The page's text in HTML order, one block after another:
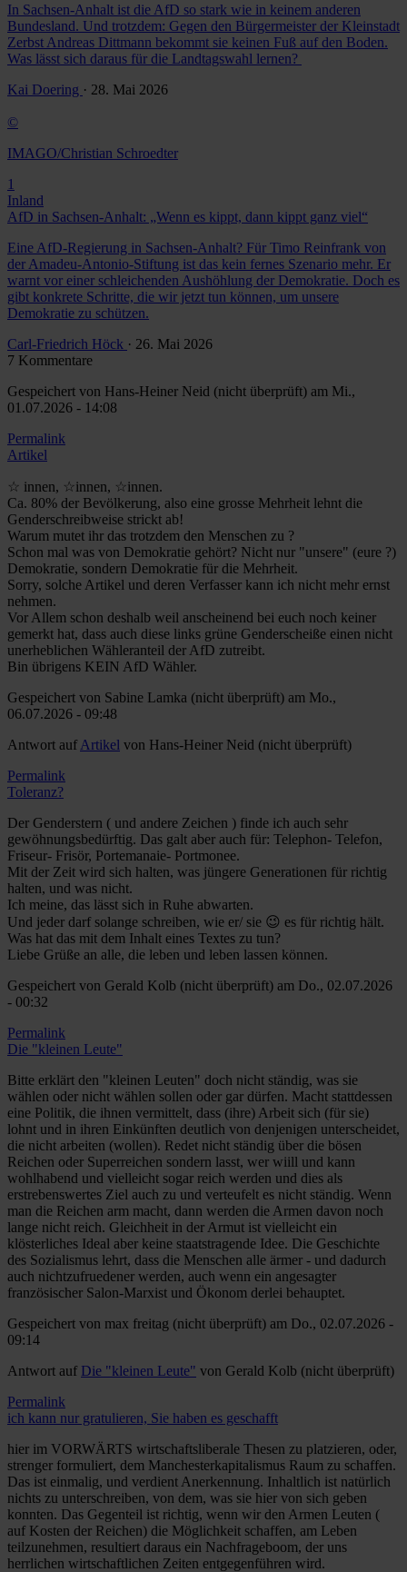
In Sachsen-Anhalt ist die AfD so stark wie in keinem anderen
Bundesland. Und trotzdem: Gegen den Bürgermeister der Kleinstadt
Zerbst Andreas Dittmann bekommt sie keinen Fuß auf den Boden.
Was lässt sich daraus für die Landtagswahl lernen?
Kai Doering · 28. Mai 2026
©
IMAGO/Christian Schroedter
1
Inland
AfD in Sachsen-Anhalt: „Wenn es kippt, dann kippt ganz viel“
Eine AfD-Regierung in Sachsen-Anhalt? Für Timo Reinfrank von
der Amadeu-Antonio-Stiftung ist das kein fernes Szenario mehr. Er
warnt vor einer schleichenden Aushöhlung der Demokratie. Doch es
gibt konkrete Schritte, die wir jetzt tun können, um unsere
Demokratie zu schützen.
Carl-Friedrich Höck · 26. Mai 2026
7 Kommentare
Gespeichert von Hans-Heiner Neid (nicht überprüft) am Mi.,
01.07.2026 - 14:08
Permalink
Artikel
☆ innen, ☆innen, ☆innen.
Ca. 80% der Bevölkerung, also eine grosse Mehrheit lehnt die
Genderschreibweise strickt ab!
Warum mutet ihr das trotzdem den Menschen zu ?
Schon mal was von Demokratie gehört? Nicht nur "unsere" (eure ?)
Demokratie, sondern Demokratie für die Mehrheit.
Sorry, solche Artikel und deren Verfasser kann ich nicht mehr ernst
nehmen.
Vor Allem schon deshalb weil anscheinend bei euch noch keiner
gemerkt hat, dass auch diese links grüne Genderscheiße einen nicht
unerheblichen Wähleranteil der AfD zutreibt.
Bin übrigens KEIN AfD Wähler.
Gespeichert von Sabine Lamka (nicht überprüft) am Mo.,
06.07.2026 - 09:48
Antwort auf Artikel von Hans-Heiner Neid (nicht überprüft)
Permalink
Toleranz?
Der Genderstern ( und andere Zeichen ) finde ich auch sehr
gewöhnungsbedürftig. Das galt aber auch für: Telephon- Telefon,
Friseur- Frisör, Portemanaie- Portmonee.
Mit der Zeit wird sich halten, was jüngere Generationen für richtig
halten, und was nicht.
Ich meine, das lässt sich in Ruhe abwarten.
Und jeder darf solange schreiben, wie er/ sie 😉 es für richtig hält.
Was hat das mit dem Inhalt eines Textes zu tun?
Liebe Grüße an alle, die leben und leben lassen können.
Gespeichert von Gerald Kolb (nicht überprüft) am Do., 02.07.2026
- 00:32
Permalink
Die "kleinen Leute"
Bitte erklärt den "kleinen Leuten" doch nicht ständig, was sie
wählen oder nicht wählen sollen oder gar dürfen. Macht stattdessen
eine Politik, die ihnen vermittelt, dass (ihre) Arbeit sich (für sie)
lohnt und in ihren Einkünften deutlich von denjenigen unterscheidet,
die nicht arbeiten (wollen). Redet nicht ständig über die bösen
Reichen oder Superreichen sondern lasst, wer wiill und kann
wohlhabend und vielleicht sogar reich werden und dies als
erstrebenswertes Ziel auch zu und verteufelt es nicht ständig. Wenn
man die Reichen arm macht, dann werden die Armen davon noch
lange nicht reich. Gleichheit in der Armut ist vielleicht ein
klösterliches Ideal aber keine staatstragende Idee. Die Geschichte
des Sozialismus lehrt, dass die Menschen alle ärmer - und dadurch
auch nichtzufruedener werden, auch wenn ein angesagter
französischer Salon-Marxist und Ökonom derlei behauptet.
Gespeichert von max freitag (nicht überprüft) am Do., 02.07.2026 -
09:14
Antwort auf Die "kleinen Leute" von Gerald Kolb (nicht überprüft)
Permalink
ich kann nur gratulieren, Sie haben es geschafft
hier im VORWÄRTS wirtschaftsliberale Thesen zu platzieren, oder,
strenger formuliert, dem Manchesterkapitalismus Raum zu schaffen.
Das ist einmalig, und verdient Anerkennung. Inhaltlich ist natürlich
nichts zu unterschreiben, von dem, was sie hier von sich geben
konnten. Das Gegenteil ist richtig, wenn wir den Armen Leuten (
auf Kosten der Reichen) die Möglichkeit schaffen, am Leben
teilzunehmen, resultiert daraus ein Nachfrageboom, der uns
herrlichen wirtschaftlichen Zeiten entgegenführen wird.